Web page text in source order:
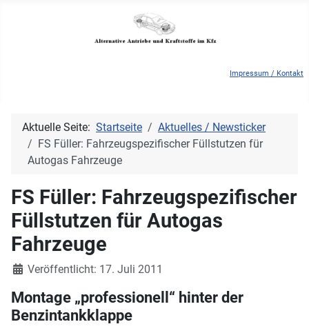
Impressum / Kontakt
Aktuelle Seite: Startseite
Aktuelles / Newsticker
FS Füller: Fahrzeugspezifischer Füllstutzen für
Autogas Fahrzeuge
FS Füller: Fahrzeugspezifischer
Füllstutzen für Autogas
Fahrzeuge
DetailsVeröffentlicht: 17. Juli 2011
Montage „professionell“ hinter der
Benzintankklappe